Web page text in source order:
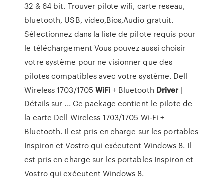
32 & 64 bit. Trouver pilote wifi, carte reseau,
bluetooth, USB, video,Bios,Audio gratuit.
Sélectionnez dans la liste de pilote requis pour
le téléchargement Vous pouvez aussi choisir
votre système pour ne visionner que des
pilotes compatibles avec votre système. Dell
Wireless 1703/1705WiFi + Bluetooth Driver |
Détails sur ... Ce package contient le pilote de
la carte Dell Wireless 1703/1705 Wi-Fi +
Bluetooth. Il est pris en charge sur les portables
Inspiron et Vostro qui exécutent Windows 8. Il
est pris en charge sur les portables Inspiron et
Vostro qui exécutent Windows 8.